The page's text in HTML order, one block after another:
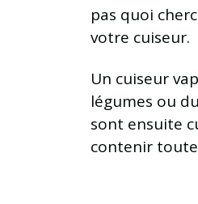
pas quoi
votre cuiseur.
Un cuiseur
légumes ou
sont ensuite
contenir toute